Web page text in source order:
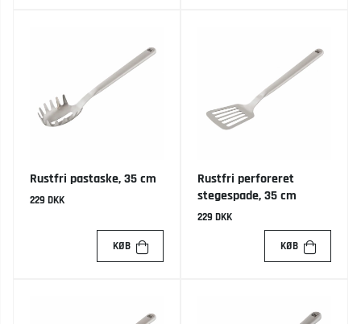
Rustfri pastaske, 35 cm
229 DKK
KØB
Rustfri perforeret
stegespade, 35 cm
229 DKK
KØB